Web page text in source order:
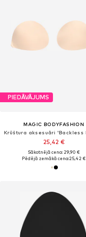
PIEDĀVĀJUMS
MAGIC BODYFASHION
25,42 €
Sākotnējā cena: 29,90 €
Pēdējā zemākā cena:25,42 €